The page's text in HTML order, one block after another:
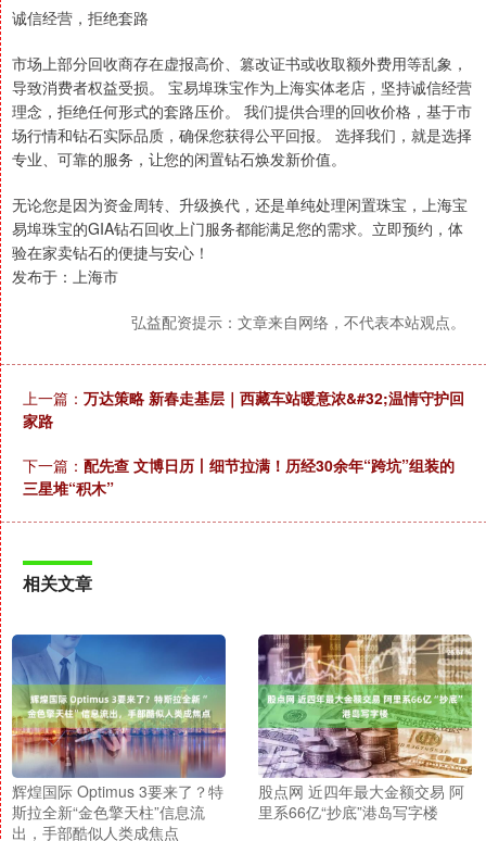
诚信经营，拒绝套路
市场上部分回收商存在虚报高价、篡改证书或收取额外费用等乱象，
导致消费者权益受损。 宝易埠珠宝作为上海实体老店，坚持诚信经营
理念，拒绝任何形式的套路压价。 我们提供合理的回收价格，基于市
场行情和钻石实际品质，确保您获得公平回报。 选择我们，就是选择
专业、可靠的服务，让您的闲置钻石焕发新价值。
无论您是因为资金周转、升级换代，还是单纯处理闲置珠宝，上海宝
易埠珠宝的GIA钻石回收上门服务都能满足您的需求。立即预约，体
验在家卖钻石的便捷与安心！
发布于：上海市
弘益配资提示：文章来自网络，不代表本站观点。
上一篇： 万达策略 新春走基层｜西藏车站暖意浓&#32;温情守护回
家路
下一篇： 配先查 文博日历丨细节拉满！历经30余年“跨坑”组装的
三星堆“积木”
相关文章
辉煌国际 Optimus 3要来了？特
斯拉全新“金色擎天柱”信息流
出，手部酷似人类成焦点
股点网 近四年最大金额交易 阿
里系66亿“抄底”港岛写字楼